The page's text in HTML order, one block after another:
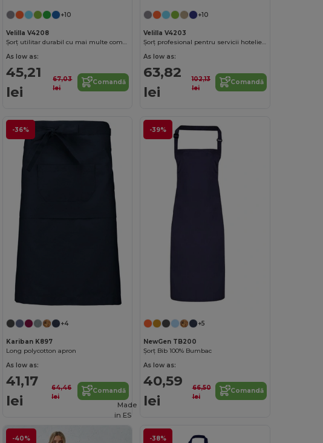
+10
Velilla V4208
Șorț utilitar durabil cu mai multe compartimente
As low as:
45,21
lei
67,03
lei
Comandă
+10
Velilla V4203
Șorț profesional pentru servicii hoteliere cu buzunar frontal
As low as:
63,82
lei
102,13
lei
Comandă
-36%
+4
Kariban K897
Long polycotton apron
As low as:
41,17
lei
64,46
lei
Comandă
-39%
+5
NewGen TB200
Șorț Bib 100% Bumbac
As low as:
40,59
lei
66,50
lei
Comandă
-40% -38%
Made
in ES